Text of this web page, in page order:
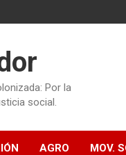
Por la
social.
AGRO MOV.